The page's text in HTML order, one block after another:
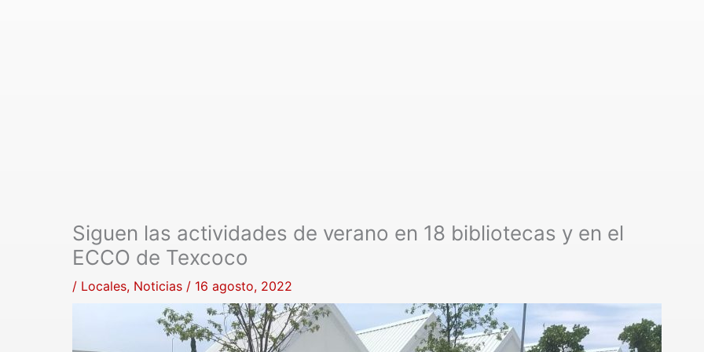
Siguen las actividades de verano en 18 bibliotecas y en el
ECCO de Texcoco
/ Locales, Noticias / 16 agosto, 2022